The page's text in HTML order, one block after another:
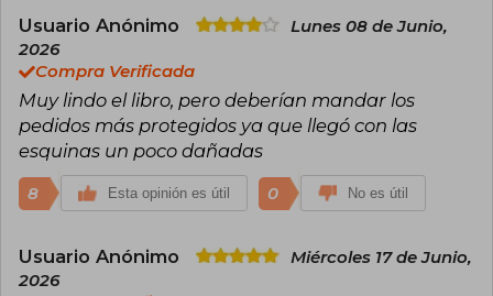
narrativo ágil la han posicionado como una de
Usuario Anónimo
Lunes 08 de Junio,
2026
Compra Verificada
Muy lindo el libro, pero deberían mandar los
pedidos más protegidos ya que llegó con las
esquinas un poco dañadas
8 Esta opinión es útil 0 No es útil
Usuario Anónimo
Miércoles 17 de Junio,
2026